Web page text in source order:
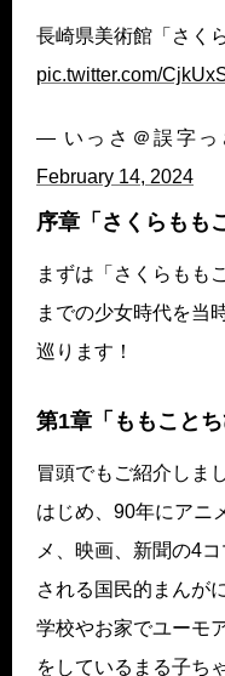
長崎県美術館「さく
pic.twitter.com/
— いっさ＠誤字っ
February 14, 2024
序章「さくらもも
まずは「さくらもも
までの少女時代を当
巡ります！
第1章「ももことち
冒頭でもご紹介しま
はじめ、90年にアニ
メ、映画、新聞の4
される国民的まんがに
学校やお家でユーモ
をしているまる子ち